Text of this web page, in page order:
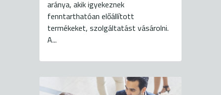
aránya, akik igyekeznek
fenntarthatóan előállított
termékeket, szolgáltatást vásárolni.
A...